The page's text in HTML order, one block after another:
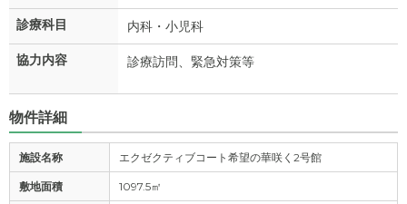
診療科目 内科・小児科
協力内容 診療訪問、緊急対策等
物件詳細
施設名称 エクゼクティブコート希望の華咲く2号館
敷地面積 1097.5㎡